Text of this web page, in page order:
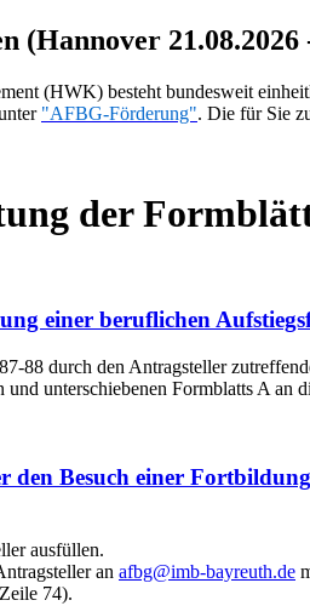
21.08.2026
(HWK) besteht bundesweit
"AFBG-Förderung". Die für Sie
der
einer beruflichen
88 durch den Antragsteller
unterschiebenen Formblatts A an
Besuch einer
ausfüllen.
an afbg@imb-bayreuth.de
74).